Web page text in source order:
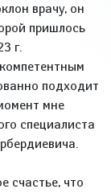
врачу, он
пришлось
г.
подходит
мне
специалиста
счастье, что